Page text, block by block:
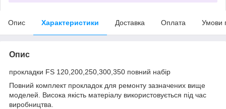
Опис Характеристики Доставка Оплата Умови
Опис
прокладки FS 120,200,250,300,350 повний набір
Повний комплект прокладок для ремонту зазначених вище
моделей. Висока якість матеріалу використовується під час
виробництва.